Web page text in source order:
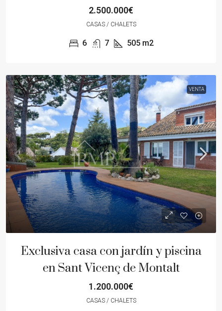
2.500.000€
CASAS / CHALETS
6 7 505 m2
VENTA
Exclusiva casa con jardín y piscina
en Sant Vicenç de Montalt
1.200.000€
CASAS / CHALETS